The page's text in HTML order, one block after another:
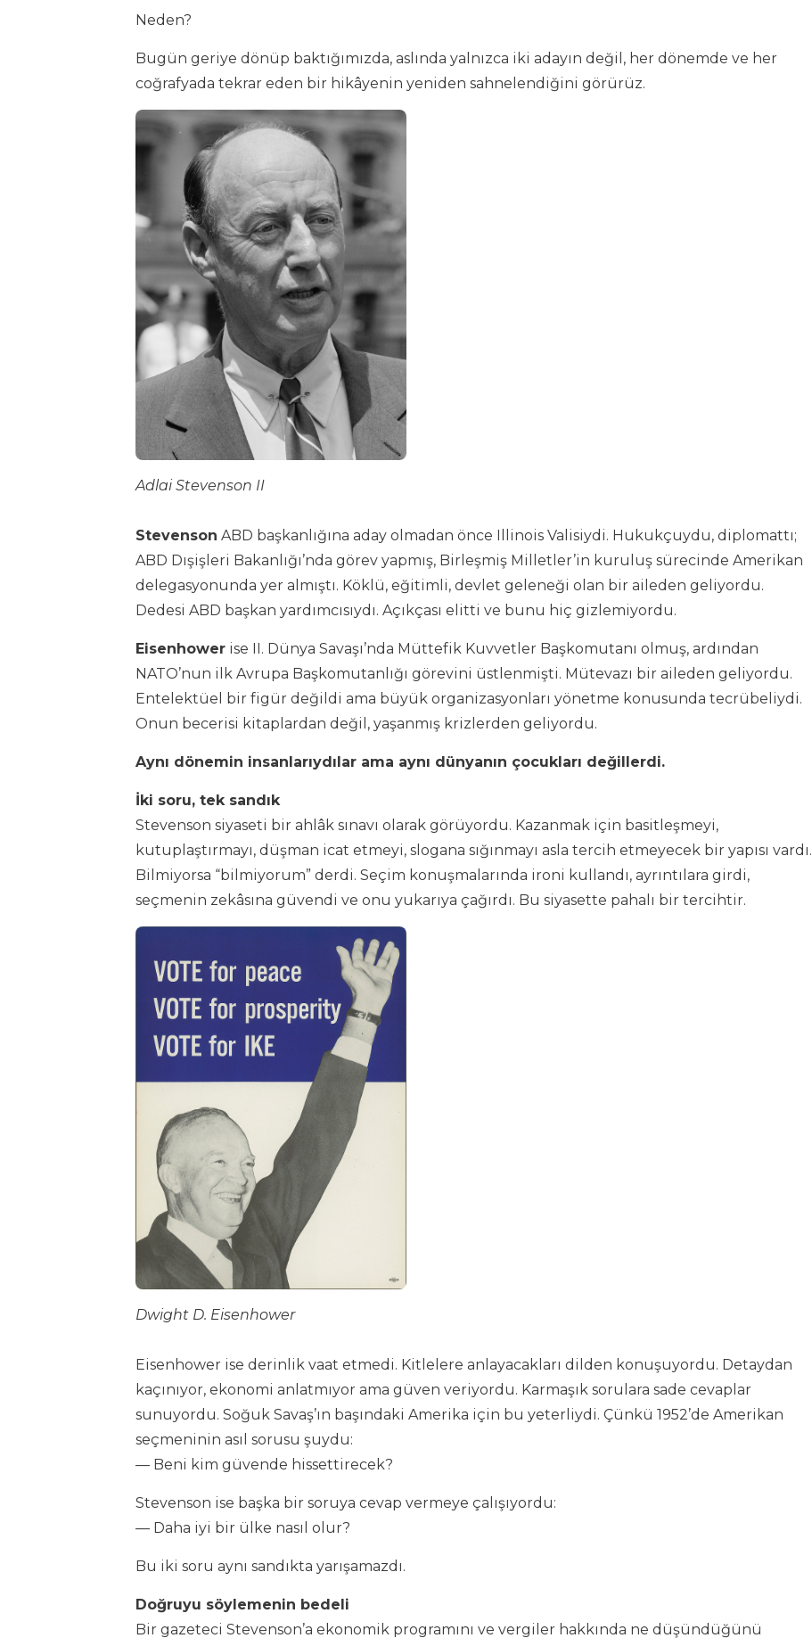
Neden?
Bugün geriye dönüp baktığımızda, aslında yalnızca iki adayın değil, her dönemde ve her
coğrafyada tekrar eden bir hikâyenin yeniden sahnelendiğini görürüz.
Adlai Stevenson II
Stevenson ABD başkanlığına aday olmadan önce Illinois Valisiydi. Hukukçuydu, diplomattı;
ABD Dışişleri Bakanlığı’nda görev yapmış, Birleşmiş Milletler’in kuruluş sürecinde Amerikan
delegasyonunda yer almıştı. Köklü, eğitimli, devlet geleneği olan bir aileden geliyordu.
Dedesi ABD başkan yardımcısıydı. Açıkçası elitti ve bunu hiç gizlemiyordu.
Eisenhower ise II. Dünya Savaşı’nda Müttefik Kuvvetler Başkomutanı olmuş, ardından
NATO’nun ilk Avrupa Başkomutanlığı görevini üstlenmişti. Mütevazı bir aileden geliyordu.
Entelektüel bir figür değildi ama büyük organizasyonları yönetme konusunda tecrübeliydi.
Onun becerisi kitaplardan değil, yaşanmış krizlerden geliyordu.
Aynı dönemin insanlarıydılar ama aynı dünyanın çocukları değillerdi.
İki soru, tek sandık
Stevenson siyaseti bir ahlâk sınavı olarak görüyordu. Kazanmak için basitleşmeyi,
kutuplaştırmayı, düşman icat etmeyi, slogana sığınmayı asla tercih etmeyecek bir yapısı vardı.
Bilmiyorsa “bilmiyorum” derdi. Seçim konuşmalarında ironi kullandı, ayrıntılara girdi,
seçmenin zekâsına güvendi ve onu yukarıya çağırdı. Bu siyasette pahalı bir tercihtir.
Dwight D. Eisenhower
Eisenhower ise derinlik vaat etmedi. Kitlelere anlayacakları dilden konuşuyordu. Detaydan
kaçınıyor, ekonomi anlatmıyor ama güven veriyordu. Karmaşık sorulara sade cevaplar
sunuyordu. Soğuk Savaş’ın başındaki Amerika için bu yeterliydi. Çünkü 1952’de Amerikan
seçmeninin asıl sorusu şuydu:
— Beni kim güvende hissettirecek?
Stevenson ise başka bir soruya cevap vermeye çalışıyordu:
— Daha iyi bir ülke nasıl olur?
Bu iki soru aynı sandıkta yarışamazdı.
Doğruyu söylemenin bedeli
Bir gazeteci Stevenson’a ekonomik programını ve vergiler hakkında ne düşündüğünü